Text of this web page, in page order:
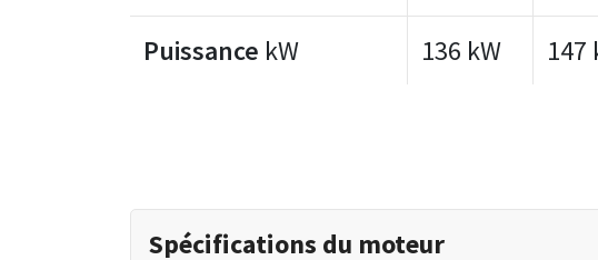
Puissance kW 136 kW 147
Spécifications du moteur